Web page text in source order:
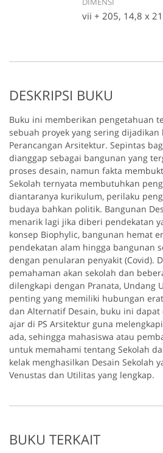
vii + 205, 14,8 x
DESKRIPSI BUKU
Buku ini memberikan pengetahuan
sebuah proyek yang sering dijadikan
Perancangan Arsitektur. Sepintas
dianggap sebagai bangunan yang
proses desain, namun fakta
Sekolah ternyata membutuhkan
diantaranya kurikulum, perilaku
budaya bahkan politik. Bangunan
menarik lagi jika diberi pendekatan
konsep Biophylic, bangunan hemat
pendekatan alam hingga bangunan
dengan penularan penyakit (Covid).
pemahaman akan sekolah dan
dilengkapi dengan Pranata, Undang
penting yang memiliki hubungan
dan Alternatif Desain, buku ini
ajar di PS Arsitektur guna
ada, sehingga mahasiswa atau
untuk memahami tentang Sekolah
kelak menghasilkan Desain Sekolah
Venustas dan Utilitas yang lengkap.
BUKU TERKAIT